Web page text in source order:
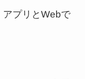
アプリとWebで